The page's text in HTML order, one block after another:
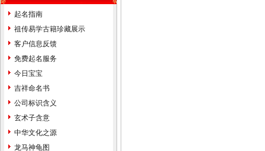
排盘手机号码吉凶。
天津市和平河东河西河北红
桥南开西青东丽北辰津南武清
宝坻大港塘沽滨海新区蓟县宁
河静海县，起名的名家。婴儿
宝宝个人孩子公司起名取名起
名字取名字改名字命名策划设
计预测算命择吉风水商标注册
品牌设计找玄术子先生没错！
中国起名改名大全中国地名
起名指南
祖传易学古籍珍藏展示
客户信息反馈
免费起名服务
今日宝宝
吉祥命名书
公司标识含义
玄术子含意
中华文化之源
龙马神龟图